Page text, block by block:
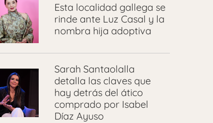
Esta localidad gallega se
rinde ante Luz Casal y la
nombra hija adoptiva
Sarah Santaolalla
detalla las claves que
hay detrás del ático
comprado por Isabel
Díaz Ayuso